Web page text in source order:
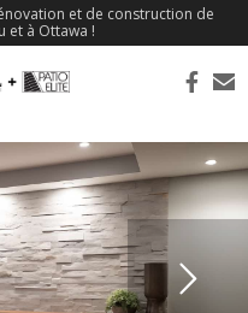
et de construction de
et à Ottawa !